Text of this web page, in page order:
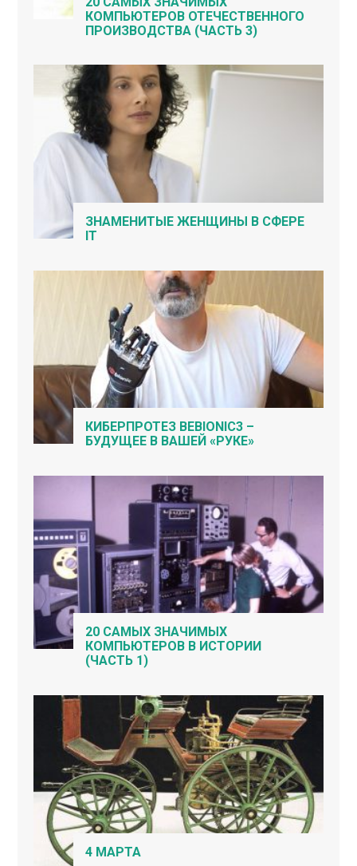
КОМПЬЮТЕРОВ ОТЕЧЕСТВЕННОГО
ПРОИЗВОДСТВА (ЧАСТЬ 3)
ЗНАМЕНИТЫЕ ЖЕНЩИНЫ В СФЕРЕ
IT
КИБЕРПРОТЕЗ BEBIONIC3 –
БУДУЩЕЕ В ВАШЕЙ «РУКЕ»
20 САМЫХ ЗНАЧИМЫХ
КОМПЬЮТЕРОВ В ИСТОРИИ
(ЧАСТЬ 1)
4 МАРТА